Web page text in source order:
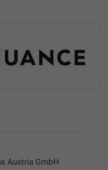
Austria GmbH